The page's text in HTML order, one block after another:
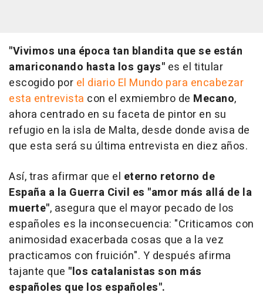
"Vivimos una época tan blandita que se están
amariconando hasta los gays" es el titular
escogido por el diario El Mundo para encabezar
esta entrevista con el exmiembro de Mecano,
ahora centrado en su faceta de pintor en su
refugio en la isla de Malta, desde donde avisa de
que esta será su última entrevista en diez años.
Así, tras afirmar que el eterno retorno de
España a la Guerra Civil es "amor más allá de la
muerte", asegura que el mayor pecado de los
españoles es la inconsecuencia: "Criticamos con
animosidad exacerbada cosas que a la vez
practicamos con fruición". Y después afirma
tajante que "los catalanistas son más
españoles que los españoles".